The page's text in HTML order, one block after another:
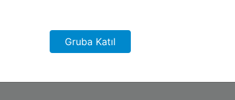
Gruba Katıl